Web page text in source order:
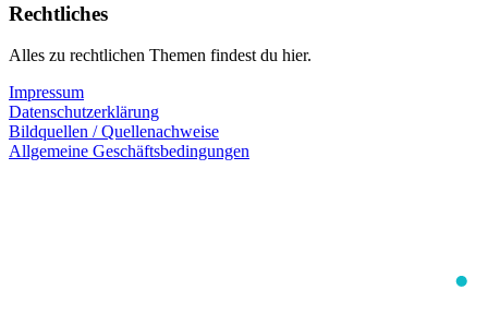
Rechtliches
Alles zu rechtlichen Themen findest du hier.
Impressum
Datenschutzerklärung
Bildquellen / Quellenachweise
Allgemeine Geschäftsbedingungen